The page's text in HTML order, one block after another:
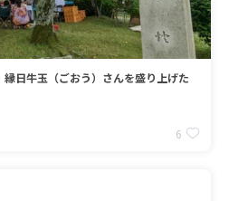
日牛玉（ごおう）さんを盛り上げた
6